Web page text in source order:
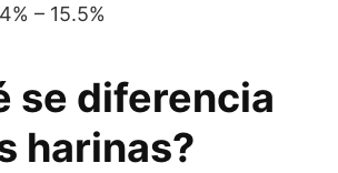
– 15.5%
se diferencia
harinas?